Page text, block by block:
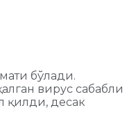
бўлади.
вирус сабабли
қилди, десак